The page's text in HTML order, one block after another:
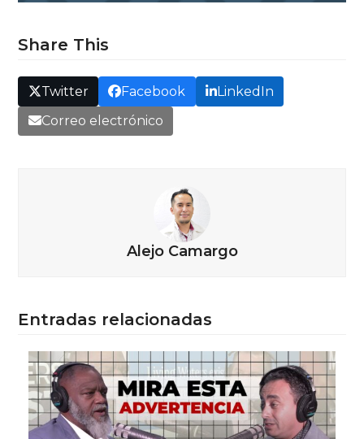
Share This
Twitter Facebook
LinkedIn
Correo electrónico
Alejo Camargo
Entradas relacionadas